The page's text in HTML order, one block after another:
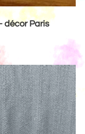
décor Paris